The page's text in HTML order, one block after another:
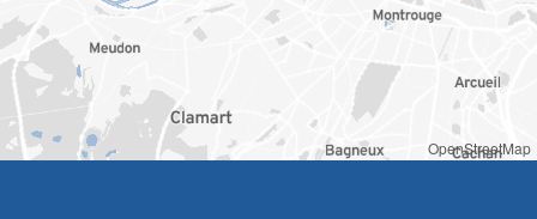
OpenStreetMap